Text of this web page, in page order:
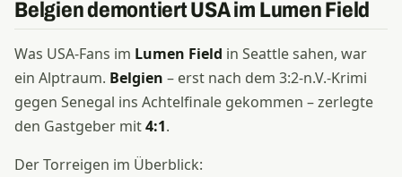
Belgien demontiert USA im Lumen Field
Was USA-Fans im Lumen Field in Seattle sahen, war
ein Alptraum. Belgien – erst nach dem 3:2-n.V.-Krimi
gegen Senegal ins Achtelfinale gekommen – zerlegte
den Gastgeber mit4:1.
Der Torreigen im Überblick: